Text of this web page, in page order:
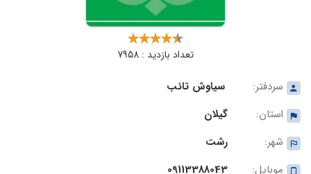
تعداد بازدید : 7958
سردفتر:
سیاوش تائب
استان:
گیلان
شهر:
رشت
موبایل:
09113388043